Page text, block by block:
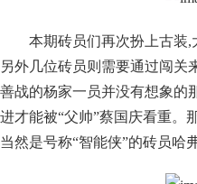
本期砖员们再次扮上古装,
另外几位砖员则需要通过闯关
善战的杨家一员并没有想象的
进才能被“父帅”蔡国庆看重。
当然是号称“智能侠”的砖员哈